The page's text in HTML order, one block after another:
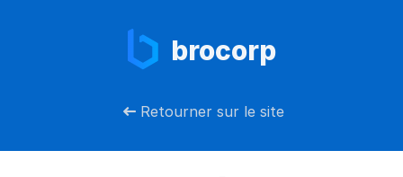
brocorp
Retourner sur le site